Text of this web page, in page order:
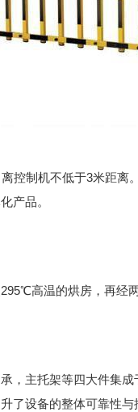
控制机不低于3米距离
产品。
高温的烘房，再经
，主托架等四大件集
了设备的整体可靠性